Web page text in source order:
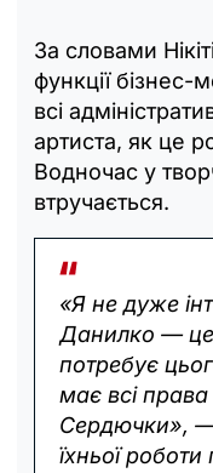
За словами
функції
всі
артиста, як це
Водночас у
втручається.
«Я не дуже
Данилко —
потребує
має всі права
Сердючки», —
їхньої